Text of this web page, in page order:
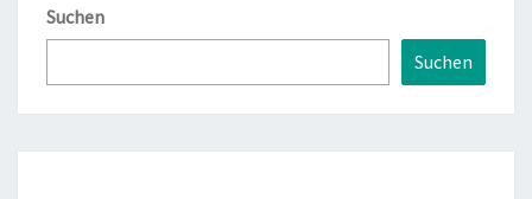
Suchen
Suchen